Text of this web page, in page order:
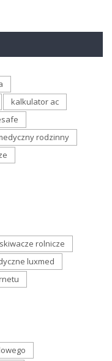
kalkulator ac
rodzinny
rolnicze
luxmed